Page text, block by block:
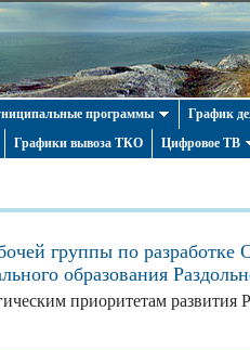
программы График
Графики вывоза ТКО Цифровое ТВ
группы по разработке
образования
приоритетам развития